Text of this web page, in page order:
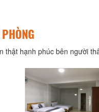
thật hạnh phúc bên người